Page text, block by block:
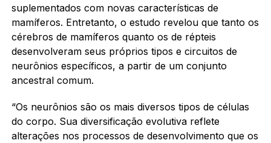
suplementados com novas características de
mamíferos. Entretanto, o estudo revelou que tanto os
cérebros de mamíferos quanto os de répteis
desenvolveram seus próprios tipos e circuitos de
neurônios específicos, a partir de um conjunto
ancestral comum.
“Os neurônios são os mais diversos tipos de células
do corpo. Sua diversificação evolutiva reflete
alterações nos processos de desenvolvimento que os